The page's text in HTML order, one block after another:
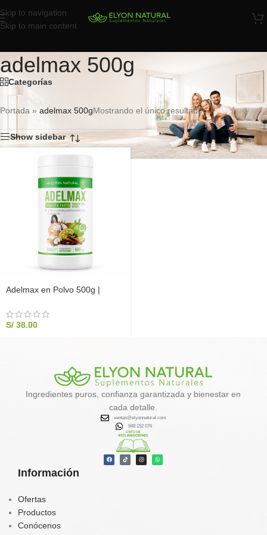
Skip to navigation
Skip to main content
adelmax 500g
Categorías
Portada » adelmax 500gMostrando el único resultado
Show sidebar
Adelmax en Polvo 500g |
S/ 38.00
Información
Ofertas
Productos
Conócenos
Ingredientes puros, confianza garantizada y bienestar en
cada detalle.
ventas@elyonnatural.com
948 152 076